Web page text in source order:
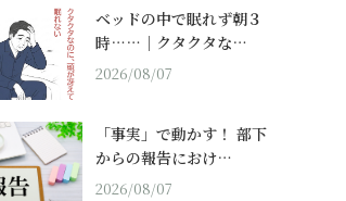
ベッドの中で眠れず朝３
時……｜クタクタな…
2026/08/07
「事実」で動かす！ 部下
からの報告におけ…
2026/08/07